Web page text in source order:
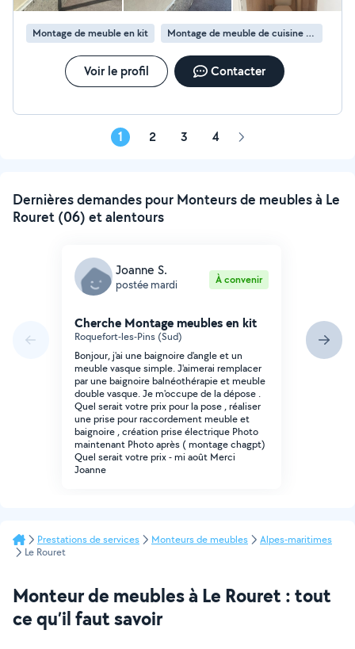
Montage de meuble en kit Montage de meuble de cuisine en kit
Voir le profil Contacter
1 2 3 4 Page
Dernières demandes pour Monteurs de meubles à Le
Rouret (06) et alentours
Joanne S.
postée mardi À convenir
Cherche Montage meubles en kit
Roquefort-les-Pins (Sud)
Bonjour, j'ai une baignoire d'angle et un
meuble vasque simple. J'aimerai remplacer
par une baignoire balnéothérapie et meuble
double vasque. Je m'occupe de la dépose .
Quel serait votre prix pour la pose , réaliser
une prise pour raccordement meuble et
baignoire , création prise électrique Photo
maintenant Photo après ( montage chagpt)
Quel serait votre prix - mi août Merci
Joanne
Prestations de services Monteurs de meubles
Alpes-maritimes
Le Rouret
Monteur de meubles à Le Rouret : tout
ce qu’il faut savoir